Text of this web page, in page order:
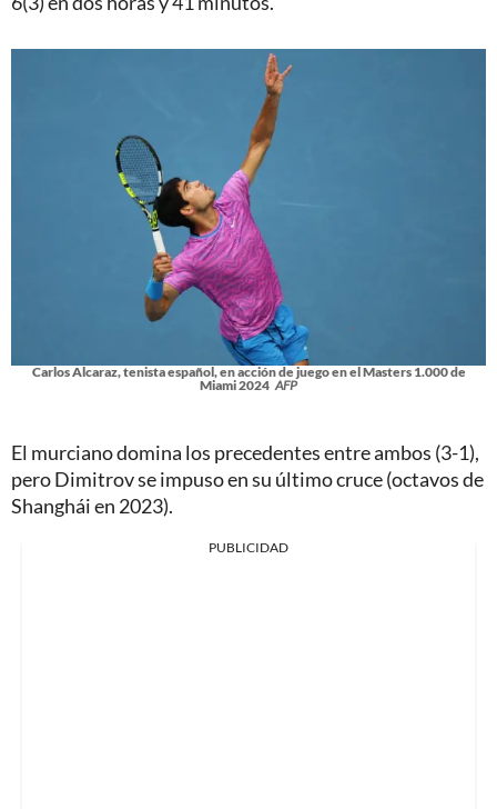
Carlos Alcaraz, tenista español, en acción de juego en el Masters 1.000 de
Miami 2024 AFP
El murciano domina los precedentes entre ambos (3-1),
pero Dimitrov se impuso en su último cruce (octavos de
Shanghái en 2023).
PUBLICIDAD